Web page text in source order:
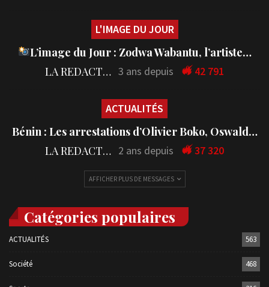
L'IMAGE DU JOUR
L’image du Jour : Zodwa Wabantu, l’artiste…
LA REDACTION 3 ans depuis 42 791
ACTUALITÉS
Bénin : Les arrestations d’Olivier Boko, Oswald…
LA REDACTION 2 ans depuis 37 320
AFFICHER PLUS DE MESSAGES
Catégories populaires
ACTUALITÉS 563
Société 468